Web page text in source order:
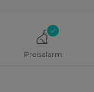
Preisalarm